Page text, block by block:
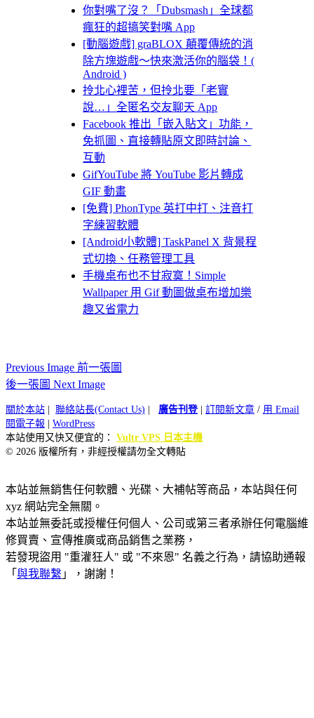
你對嘴了沒？「Dubsmash」全球都
瘋狂的超搞笑對嘴 App
[動腦遊戲] graBLOX 顛覆傳統的消
除方塊遊戲～快來激活你的腦袋！(
Android )
拎北心裡苦，但拎北要「老實
說…」全匿名交友聊天 App
Facebook 推出「嵌入貼文」功能，
免抓圖、直接轉貼原文即時討論、
互動
GifYouTube 將 YouTube 影片轉成
GIF 動畫
[免費] PhonType 英打中打、注音打
字練習軟體
[Android小軟體] TaskPanel X 背景程
式切換、任務管理工具
手機桌布也不甘寂寞！Simple
Wallpaper 用 Gif 動圖做桌布增加樂
趣又省電力
Previous Image 前一張圖
後一張圖 Next Image
關於本站 聯絡站長(Contact Us) 廣告刊登| 訂閱新文章 / 用 Email
閱電子報
WordPress
本站使用又快又便宜的： Vultr VPS 日本主機
© 2026 版權所有，非經授權請勿全文轉貼
本站並無銷售任何軟體、光碟、大補帖等商品，本站與任何
xyz 網站完全無關。
本站並無委託或授權任何個人、公司或第三者承辦任何電腦維
修買賣、宣傳推廣或商品銷售之業務，
若發現盜用 "重灌狂人" 或 "不來恩" 名義之行為，請協助通報
「 與我聯繫 」，謝謝！